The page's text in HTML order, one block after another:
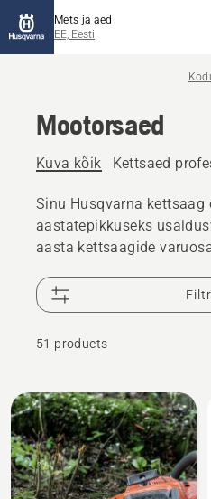
Mets ja aed
EE, Eesti
Mootorsaed
Kuva kõik Kettsaed
Sinu Husqvarna kettsaag
aastatepikkuseks
aasta kettsaagide
edasimüüja üle
parima kasutajatoe.
51 products
Kuva
kõik
tooted